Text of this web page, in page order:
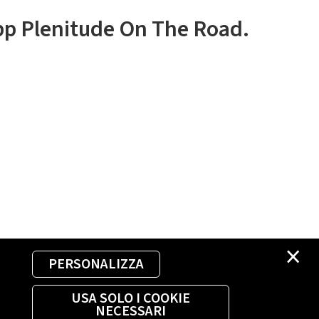
×
PERSONALIZZA
USA SOLO I COOKIE
NECESSARI
Plenitude On The Road.